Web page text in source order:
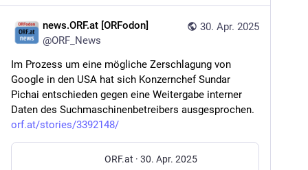
30. Apr. 2025
news.ORF.at [ORFodon]
@ORF_News
Im Prozess um eine mögliche Zerschlagung von
Google in den USA hat sich Konzernchef Sundar
Pichai entschieden gegen eine Weitergabe interner
Daten des Suchmaschinenbetreibers ausgesprochen.
orf.at/stories/3392148/
ORF.at · 30. Apr. 2025